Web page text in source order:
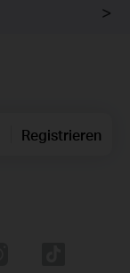
Registrieren